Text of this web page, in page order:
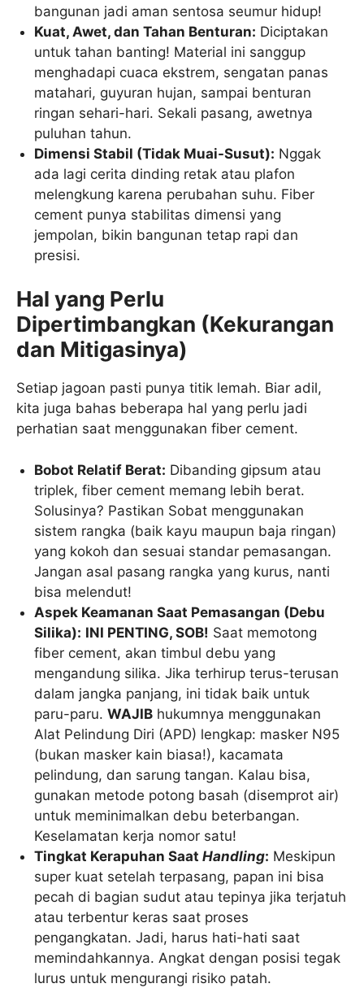
bangunan jadi aman sentosa seumur hidup!
Kuat, Awet, dan Tahan Benturan: Diciptakan
untuk tahan banting! Material ini sanggup
menghadapi cuaca ekstrem, sengatan panas
matahari, guyuran hujan, sampai benturan
ringan sehari-hari. Sekali pasang, awetnya
puluhan tahun.
Dimensi Stabil (Tidak Muai-Susut): Nggak
ada lagi cerita dinding retak atau plafon
melengkung karena perubahan suhu. Fiber
cement punya stabilitas dimensi yang
jempolan, bikin bangunan tetap rapi dan
presisi.
Hal yang Perlu
Dipertimbangkan (Kekurangan
dan Mitigasinya)
Setiap jagoan pasti punya titik lemah. Biar adil,
kita juga bahas beberapa hal yang perlu jadi
perhatian saat menggunakan fiber cement.
Bobot Relatif Berat: Dibanding gipsum atau
triplek, fiber cement memang lebih berat.
Solusinya? Pastikan Sobat menggunakan
sistem rangka (baik kayu maupun baja ringan)
yang kokoh dan sesuai standar pemasangan.
Jangan asal pasang rangka yang kurus, nanti
bisa melendut!
Aspek Keamanan Saat Pemasangan (Debu
Silika): INI PENTING, SOB! Saat memotong
fiber cement, akan timbul debu yang
mengandung silika. Jika terhirup terus-terusan
dalam jangka panjang, ini tidak baik untuk
paru-paru.WAJIB hukumnya menggunakan
Alat Pelindung Diri (APD) lengkap: masker N95
(bukan masker kain biasa!), kacamata
pelindung, dan sarung tangan. Kalau bisa,
gunakan metode potong basah (disemprot air)
untuk meminimalkan debu beterbangan.
Keselamatan kerja nomor satu!
Tingkat Kerapuhan SaatHandling: Meskipun
super kuat setelah terpasang, papan ini bisa
pecah di bagian sudut atau tepinya jika terjatuh
atau terbentur keras saat proses
pengangkatan. Jadi, harus hati-hati saat
memindahkannya. Angkat dengan posisi tegak
lurus untuk mengurangi risiko patah.